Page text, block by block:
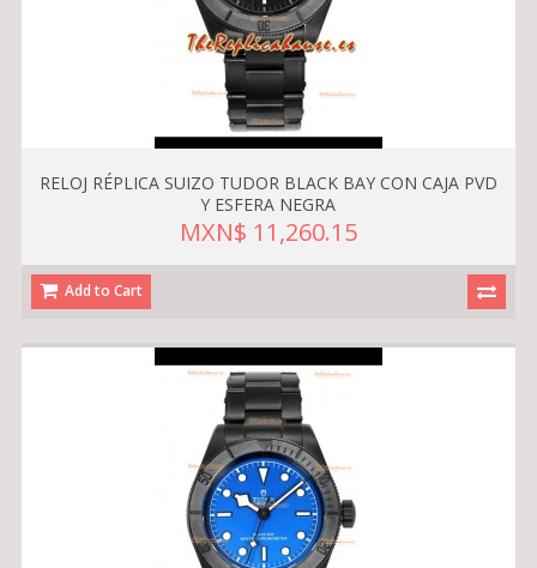
RELOJ RÉPLICA SUIZO TUDOR BLACK BAY CON CAJA PVD
Y ESFERA NEGRA
MXN$ 11,260.15
Add to Cart